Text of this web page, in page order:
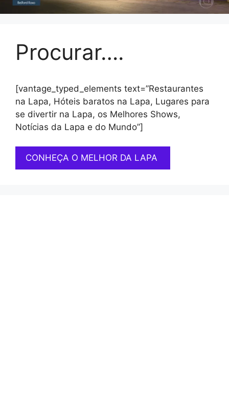
Procurar….
[vantage_typed_elements text=”Restaurantes
na Lapa, Hóteis baratos na Lapa, Lugares para
se divertir na Lapa, os Melhores Shows,
Notícias da Lapa e do Mundo”]
CONHEÇA O MELHOR DA LAPA